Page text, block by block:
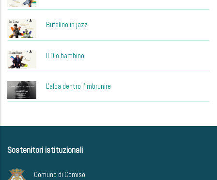
Bufalino in jazz
Il Dio bambino
L'alba dentro l'imbrunire
Sostenitori istituzionali
Comune di Comiso